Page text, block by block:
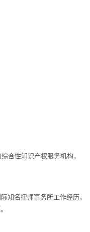
合性知识产权服务机构，
知名律师事务所工作经历，